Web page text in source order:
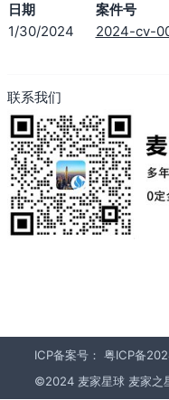
日期
案件号
1/30/2024
2024-cv-
联系我们
ICP备案号： 粤ICP备
©2024 麦家星球 麦家之